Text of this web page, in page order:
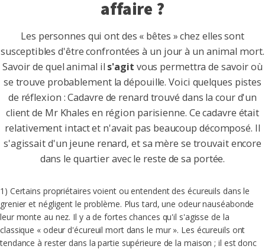
affaire ?
Les personnes qui ont des « bêtes » chez elles sont
susceptibles d'être confrontées à un jour à un animal mort.
Savoir de quel animal il s'agit vous permettra de savoir où
se trouve probablement la dépouille. Voici quelques pistes
de réflexion : Cadavre de renard trouvé dans la cour d'un
client de Mr Khales en région parisienne. Ce cadavre était
relativement intact et n'avait pas beaucoup décomposé. Il
s'agissait d'un jeune renard, et sa mère se trouvait encore
dans le quartier avec le reste de sa portée.
1) Certains propriétaires voient ou entendent des écureuils dans le
grenier et négligent le problème. Plus tard, une odeur nauséabonde
leur monte au nez. Il y a de fortes chances qu'il s'agisse de la
classique « odeur d'écureuil mort dans le mur ». Les écureuils ont
tendance à rester dans la partie supérieure de la maison ; il est donc